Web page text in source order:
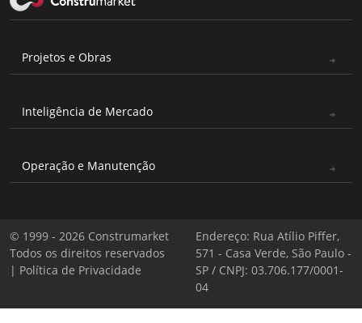
Projetos e Obras
Inteligência de Mercado
Operação e Manutenção
© 1999 - 2026 Construmarket
Todos os direitos reservados
| Política de Privacidade
Endereço: Rua Atílio Piffer,
571 - Casa Verde, São Paulo -
SP / CNPJ: 03.706.177/0001-
04